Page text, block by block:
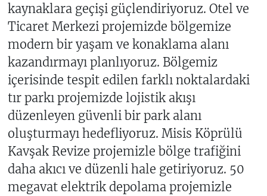
kaynaklara geçişi güçlendiriyoruz. Otel ve
Ticaret Merkezi projemizde bölgemize
modern bir yaşam ve konaklama alanı
kazandırmayı planlıyoruz. Bölgemiz
içerisinde tespit edilen farklı noktalardaki
tır parkı projemizde lojistik akışı
düzenleyen güvenli bir park alanı
oluşturmayı hedefliyoruz. Misis Köprülü
Kavşak Revize projemizle bölge trafiğini
daha akıcı ve düzenli hale getiriyoruz. 50
megavat elektrik depolama projemizle